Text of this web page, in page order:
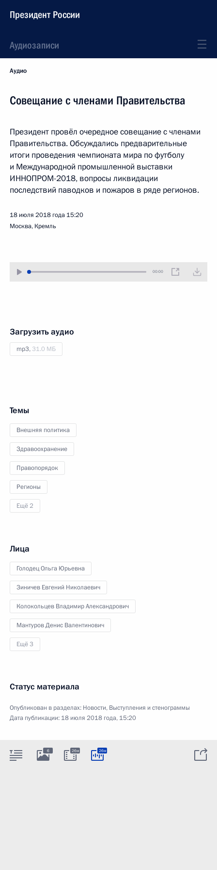
Президент России
Аудиозаписи
Аудио
Совещание с членами Правительства
Президент провёл очередное совещание с членами
Правительства. Обсуждались предварительные
итоги проведения чемпионата мира по футболу
и Международной промышленной выставки
ИННОПРОМ-2018, вопросы ликвидации
последствий паводков и пожаров в ряде регионов.
18 июля 2018 года 15:20
Москва, Кремль
00:00
Загрузить аудио
mp3, 31.0 МБ
Темы
Внешняя политика
Здравоохранение
Правопорядок
Регионы
Ещё 2
Лица
Голодец Ольга Юрьевна
Зиничев Евгений Николаевич
Колокольцев Владимир Александрович
Мантуров Денис Валентинович
Ещё 3
Статус материала
Опубликован в разделах: Новости, Выступления и стенограммы
Дата публикации: 18 июля 2018 года, 15:20
6 26м 26м